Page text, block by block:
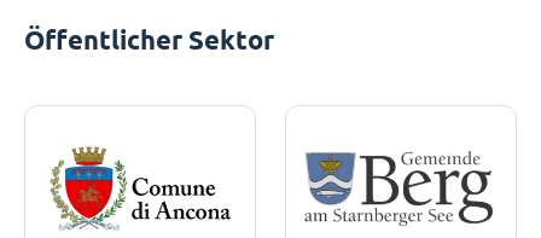
Öffentlicher Sektor